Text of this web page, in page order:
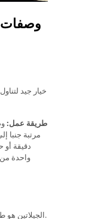
وصفات
خيار جيد
طريقة عمل:
دقيقة
واحدة
الجيلاتين هو طازج كونه خيار حلوى جيد للوجبات الرئيسية.